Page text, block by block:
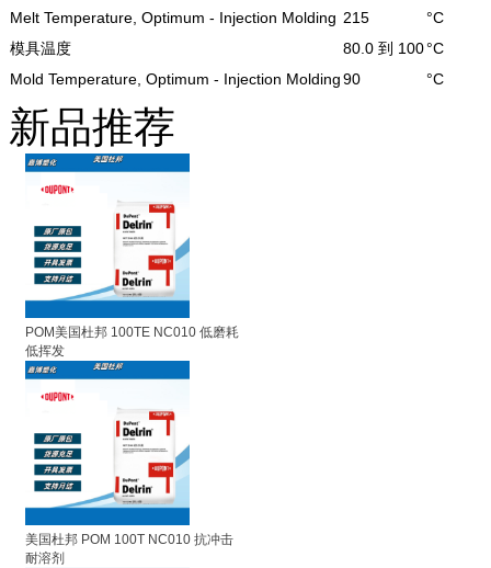
Melt Temperature, Optimum - Injection Molding 215
°C
模具温度
80.0 到 100°C
Mold Temperature, Optimum - Injection Molding90 °C
新品推荐
POM美国杜邦 100TE NC010 低磨耗
低挥发
美国杜邦 POM 100T NC010 抗冲击
耐溶剂